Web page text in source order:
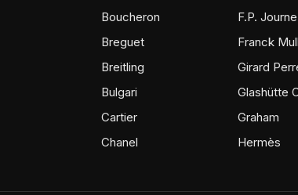
Boucheron
Breguet
Breitling
Bulgari
Cartier
Chanel
F.P. Journe
Franck
Girard
Glashütte
Graham
Hermès